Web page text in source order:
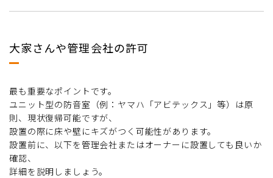
大家さんや管理会社の許可
最も重要なポイントです。
ユニット型の防音室（例：ヤマハ「アビテックス」等）は原
則、現状復帰可能ですが、
設置の際に床や壁にキズがつく可能性があります。
設置前に、以下を管理会社またはオーナーに設置しても良いか
確認、
詳細を説明しましょう。